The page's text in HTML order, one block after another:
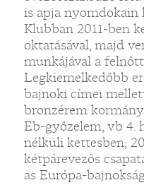
is apja nyomdokain
Klubban 2011-ben
oktatásával, majd
munkájával a
Legkiemelkedőbb
bajnoki címei
bronzérem
Eb-győzelem, vb 4.
nélküli kettesben;
kétpárevezős
as Európa-